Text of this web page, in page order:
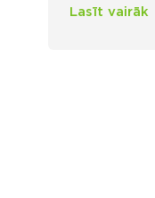
Lasīt vairāk